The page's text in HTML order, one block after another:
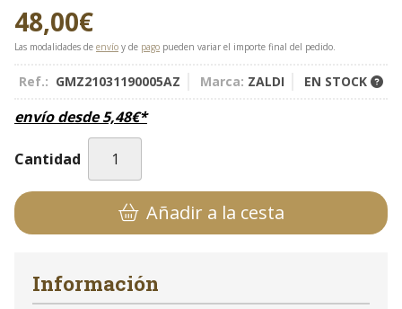
48,00€
Las modalidades de envío y de pago pueden variar el importe final del pedido.
Ref.: GMZ21031190005AZ Marca: ZALDI EN STOCK
envío desde5,48€*
Cantidad
Añadir a la cesta
Información